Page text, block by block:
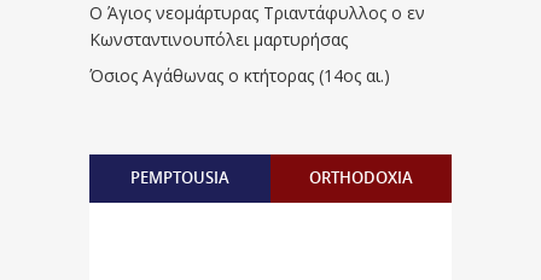
Ο Άγιος νεομάρτυρας Τριαντάφυλλος ο εν
Κωνσταντινουπόλει μαρτυρήσας
Όσιος Αγάθωνας ο κτήτορας (14ος αι.)
PEMPTOUSIA ORTHODOXIA